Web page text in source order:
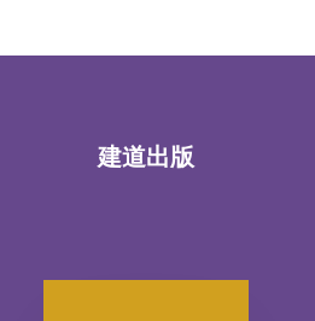
建道出版